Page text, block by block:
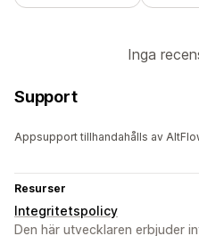
Inga
Support
Appsupport tillhandahålls av
Resurser
Integritetspolicy
Den här utvecklaren erbjuder